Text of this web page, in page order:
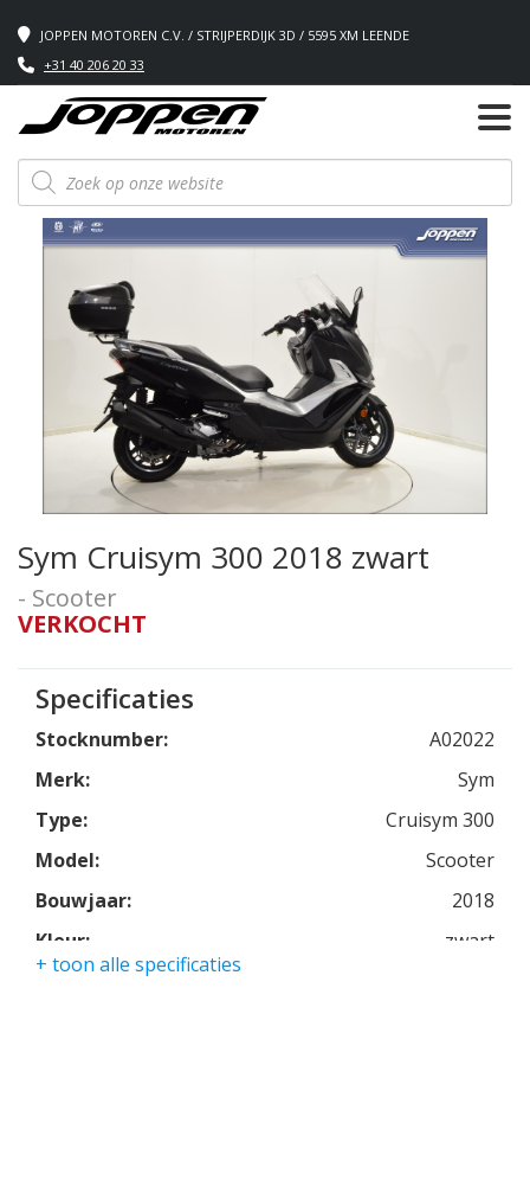
JOPPEN MOTOREN C.V. / STRIJPERDIJK 3D / 5595 XM LEENDE
+31 40 206 20 33
Producten
zoeken
Sym Cruisym 300 2018 zwart
- Scooter
VERKOCHT
Specificaties
Stocknumber:
A02022
Merk:
Sym
Type:
Cruisym 300
Model:
Scooter
Bouwjaar:
2018
Kleur:
zwart
+ toon alle specificaties